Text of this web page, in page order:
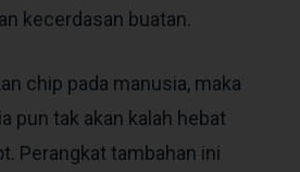
kecerdasan buatan.
chip pada manusia, maka
pun tak akan kalah hebat
Perangkat tambahan ini